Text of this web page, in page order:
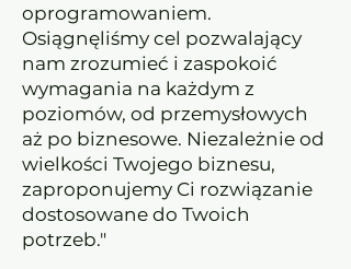
oprogramowaniem.
Osiągnęliśmy cel pozwalający
nam zrozumieć i zaspokoić
wymagania na każdym z
poziomów, od przemysłowych
aż po biznesowe. Niezależnie od
wielkości Twojego biznesu,
zaproponujemy Ci rozwiązanie
dostosowane do Twoich
potrzeb."